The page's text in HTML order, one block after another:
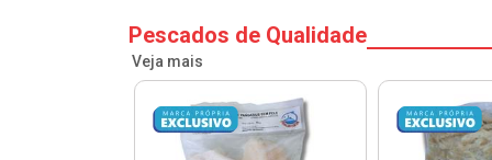
Pescados de Qualidade
Veja mais